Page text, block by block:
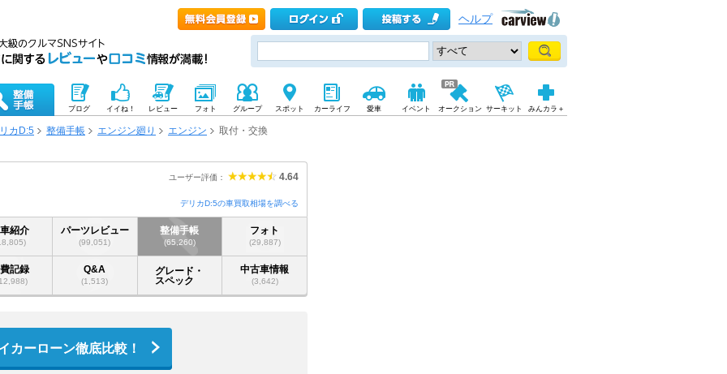
ヘルプ
ブログ イイね！ レビュー フォト グループ スポット カーライフ 愛車 イベント オークション サーキット みんカラ＋
カD:5 整備手帳 エンジン廻り エンジン 取付・交換
ユーザー評価： 4.64
デリカD:5の車買取相場を調べる
紹介 パーツレビュー
(99,051)
整備手帳
(65,260)
フォト
(29,887)
記録 Q&A
(1,513)
グレード・
スペック
中古車情報
(3,642)
カーローン徹底比較！